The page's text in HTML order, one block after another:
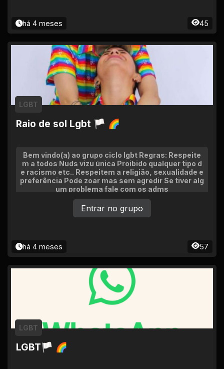
há 4 meses 45
Raio de sol Lgbt 🏳 🌈
LGBT
Bem vindo(a) ao grupo ciclo lgbt Regras: Respeite
m a todos Nuds vizu única Proibido qualquer tipo d
e racismo etc.. Respeitem a religião, sexualidade e
preferência Pode zoar mas sem agredir Se tiver alg
um problema fale com os adms
há 4 meses 57
Entrar no grupo
LGBT🏳 🌈
LGBT